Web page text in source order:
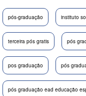
pós-graduação instituto
terceira pós gratis pós
pos graduação pós
pós graduação ead educação